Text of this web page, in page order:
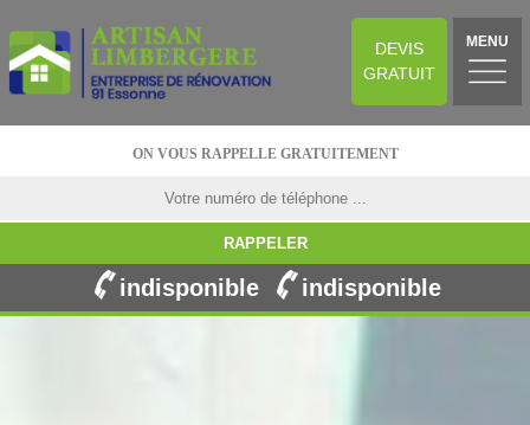
DEVIS
GRATUIT
MENU
ON VOUS RAPPELLE GRATUITEMENT
indisponible indisponible